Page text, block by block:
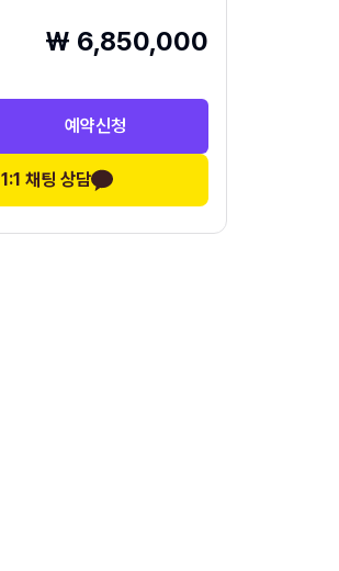
₩ 6,850,000
예약신청
1:1 채팅 상담